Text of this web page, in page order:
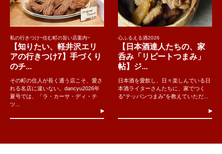
私の行きつけ~住む町の旨い店案内~
【知りたい、軽井沢エリ
アの行きつけ7】手づくり
のチ...
その町の住人が長く通う店こそ、愛さ
れる名店に違いない。dancyu2026年
夏号では、「ラ・カーサ・ディ・テ
ツ...
心ふるえる酒2026
【日本酒達人たちの、家
呑み「リピートつまみ」
帖】ジ...
日本酒を愛飲し、日々楽しんでいる日
本酒ライターさんたちに、家でつく
る“テッパンつまみ”を教えていただ...